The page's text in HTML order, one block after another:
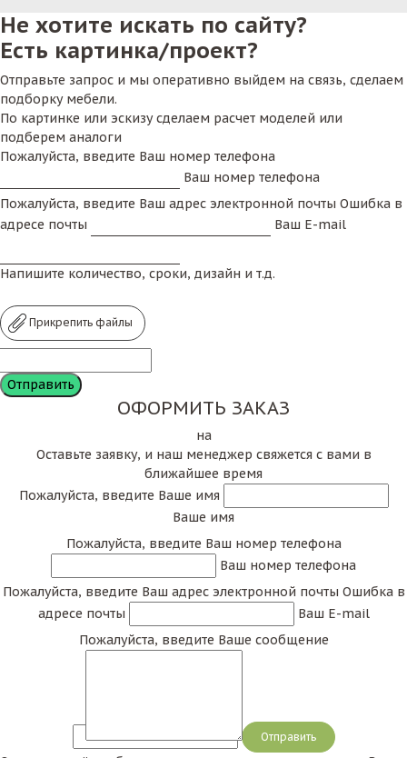
Не хотите искать по сайту?
Есть картинка/проект?
Отправьте запрос и мы оперативно выйдем на связь, сделаем
подборку мебели.
По картинке или эскизу сделаем расчет моделей или
подберем аналоги
Пожалуйста, введите Ваш номер телефона
Ваш номер телефона
Пожалуйста, введите Ваш адрес электронной почты Ошибка в
адресе почты
Ваш E-mail
Напишите количество, сроки, дизайн и т.д.
Прикрепить файлы
ОФОРМИТЬ ЗАКАЗ
на
Оставьте заявку, и наш менеджер свяжется с вами в
ближайшее время
Пожалуйста, введите Ваше имя
Ваше имя
Пожалуйста, введите Ваш номер телефона
Ваш номер телефона
Пожалуйста, введите Ваш адрес электронной почты Ошибка в
адресе почты
Ваш E-mail
Пожалуйста, введите Ваше сообщение
Сообщение